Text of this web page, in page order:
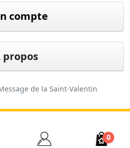
0
compte
propos
de la Saint-Valentin
pas cher Ordre des fleurs